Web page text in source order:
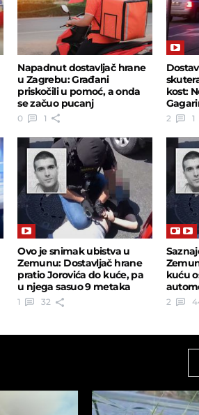
Napadnut dostavljač hrane
u Zagrebu: Građani
priskočili u pomoć, a onda
se začuo pucanj
0 1
kost:
2 1
Ovo je snimak ubistva u
Zemunu: Dostavljač hrane
pratio Jorovića do kuće, pa
u njega sasuo 9 metaka
1 32
kuću
2
16 o C
Priština